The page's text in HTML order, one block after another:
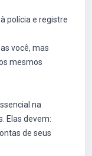
à polícia e registre
você, mas
mesmos
na
Elas devem:
de seus